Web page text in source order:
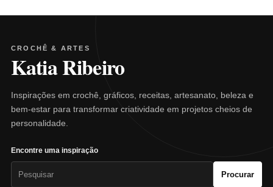
CROCHÊ & ARTES
Katia Ribeiro
Inspirações em crochê, gráficos, receitas, artesanato, beleza e
bem-estar para transformar criatividade em projetos cheios de
personalidade.
Encontre uma inspiração
Procurar